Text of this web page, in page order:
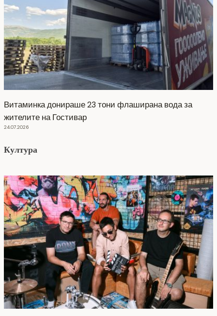
Витаминка донираше 23 тони флаширана вода за
жителите на Гостивар
24.07.2026
Култура